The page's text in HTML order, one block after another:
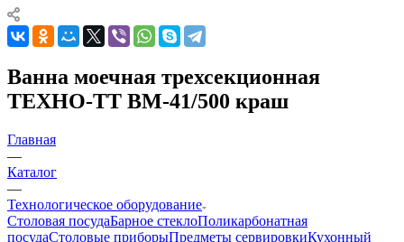
Ванна моечная трехсекционная
ТЕХНО-ТТ ВМ-41/500 краш
Главная
—
Каталог
—
Технологическое оборудование
Столовая посудаБарное стеклоПоликарбонатная
посудаСтоловые приборыПредметы сервировкиКухонный